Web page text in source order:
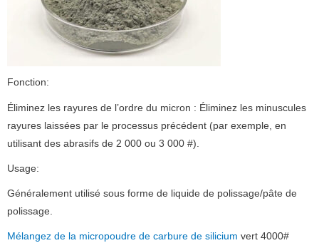
Fonction:
Éliminez les rayures de l’ordre du micron : Éliminez les minuscules
rayures laissées par le processus précédent (par exemple, en
utilisant des abrasifs de 2 000 ou 3 000 #).
Usage:
Généralement utilisé sous forme de liquide de polissage/pâte de
polissage.
Mélangez de la micropoudre de carbure de silicium vert 4000#